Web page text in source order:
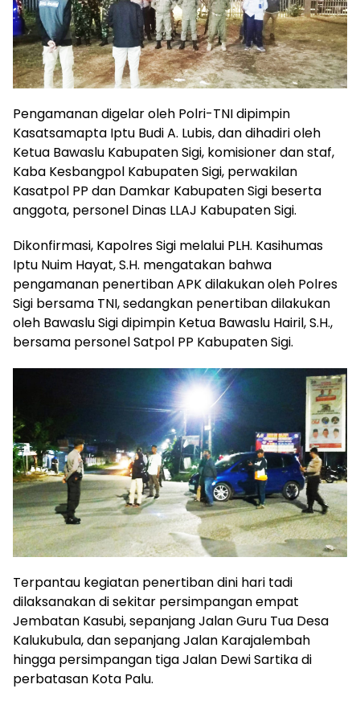
Pengamanan digelar oleh Polri-TNI dipimpin
Kasatsamapta Iptu Budi A. Lubis, dan dihadiri oleh
Ketua Bawaslu Kabupaten Sigi, komisioner dan staf,
Kaba Kesbangpol Kabupaten Sigi, perwakilan
Kasatpol PP dan Damkar Kabupaten Sigi beserta
anggota, personel Dinas LLAJ Kabupaten Sigi.
Dikonfirmasi, Kapolres Sigi melalui PLH. Kasihumas
Iptu Nuim Hayat, S.H. mengatakan bahwa
pengamanan penertiban APK dilakukan oleh Polres
Sigi bersama TNI, sedangkan penertiban dilakukan
oleh Bawaslu Sigi dipimpin Ketua Bawaslu Hairil, S.H.,
bersama personel Satpol PP Kabupaten Sigi.
Terpantau kegiatan penertiban dini hari tadi
dilaksanakan di sekitar persimpangan empat
Jembatan Kasubi, sepanjang Jalan Guru Tua Desa
Kalukubula, dan sepanjang Jalan Karajalembah
hingga persimpangan tiga Jalan Dewi Sartika di
perbatasan Kota Palu.